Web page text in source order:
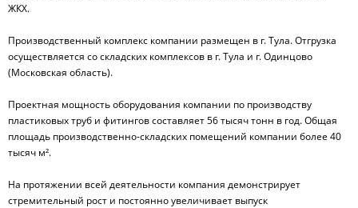
ЖКХ.
Производственный комплекс компании размещен в г. Тула. Отгрузка
осуществляется со складских комплексов в г. Тула и г. Одинцово
(Московская область).
Проектная мощность оборудования компании по производству
пластиковых труб и фитингов составляет 56 тысяч тонн в год. Общая
площадь производственно-складских помещений компании более 40
тысяч м².
На протяжении всей деятельности компания демонстрирует
стремительный рост и постоянно увеличивает выпуск